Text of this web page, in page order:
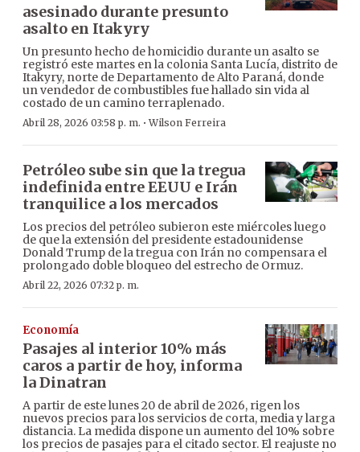
asesinado durante presunto
asalto en Itakyry
Un presunto hecho de homicidio durante un asalto se
registró este martes en la colonia Santa Lucía, distrito de
Itakyry, norte de Departamento de Alto Paraná, donde
un vendedor de combustibles fue hallado sin vida al
costado de un camino terraplenado.
Abril 28, 2026 03:58 p. m. ·Wilson Ferreira
Petróleo sube sin que la tregua
indefinida entre EEUU e Irán
tranquilice a los mercados
Los precios del petróleo subieron este miércoles luego
de que la extensión del presidente estadounidense
Donald Trump de la tregua con Irán no compensara el
prolongado doble bloqueo del estrecho de Ormuz.
Abril 22, 2026 07:32 p. m.
Economía
Pasajes al interior 10% más
caros a partir de hoy, informa
la Dinatran
A partir de este lunes 20 de abril de 2026, rigen los
nuevos precios para los servicios de corta, media y larga
distancia. La medida dispone un aumento del 10% sobre
los precios de pasajes para el citado sector. El reajuste no